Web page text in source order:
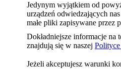
Jedynym wyjątkiem od
urządzeń odwiedzających
małe pliki zapisywane przez
Dokładniejsze informacje
znajdują się w naszej
Jeżeli akceptujesz warunki